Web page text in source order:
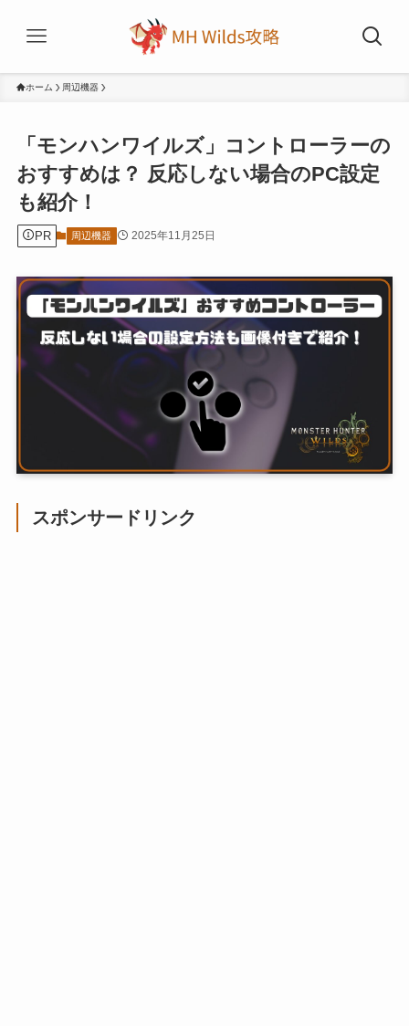
ホーム 周辺機器
「モンハンワイルズ」コントローラーの
おすすめは？ 反応しない場合のPC設定
も紹介！
PR 周辺機器 2025年11月25日
スポンサードリンク